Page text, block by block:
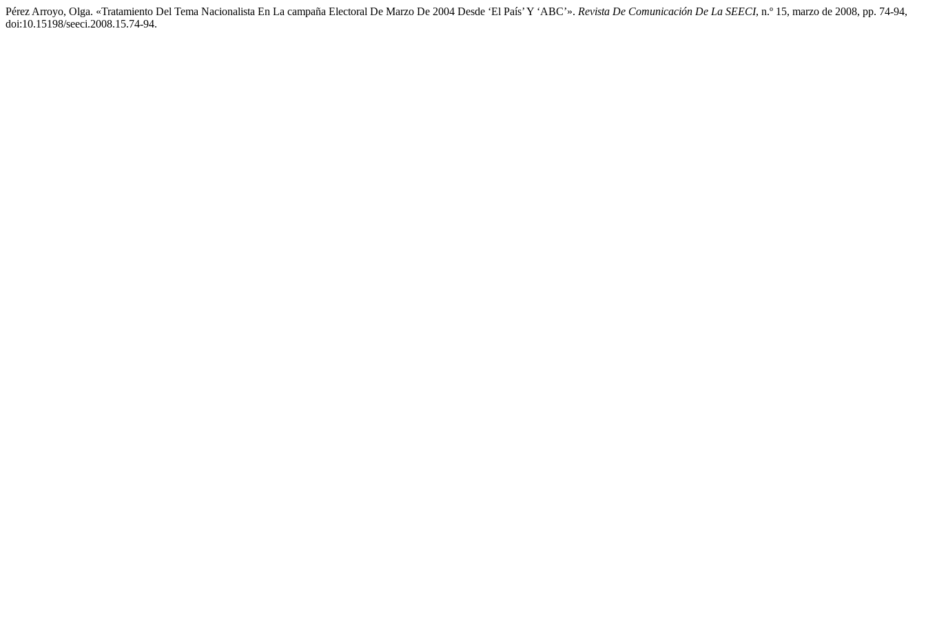
Pérez Arroyo, Olga. «Tratamiento Del Tema Nacionalista En La campaña Electoral De Marzo De 2004 Desde ‘El País’ Y ‘ABC’». Revista De Comunicación De La SEECI, n.º 15, marzo de 2008, pp. 74-94,
doi:10.15198/seeci.2008.15.74-94.